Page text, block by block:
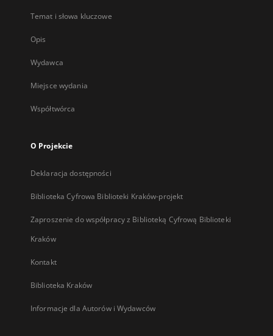
Temat i słowa kluczowe
Opis
Wydawca
Miejsce wydania
Współtwórca
O Projekcie
Deklaracja dostępności
Biblioteka Cyfrowa Biblioteki Kraków-projekt
Zaproszenie do współpracy z Biblioteką Cyfrową Biblioteki
Kraków
Kontakt
Biblioteka Kraków
Informacje dla Autorów i Wydawców